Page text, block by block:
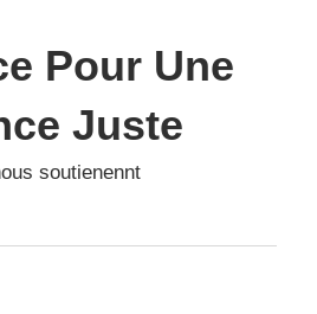
Pour Une
Juste
soutienennt